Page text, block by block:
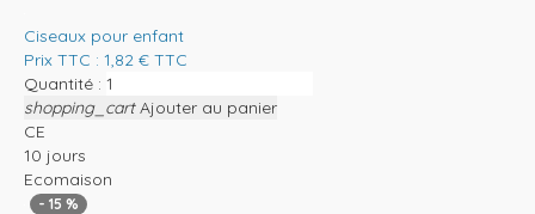
Ciseaux pour enfant
Prix TTC : 1,82 € TTC
Quantité :
shopping_cart Ajouter au panier
CE
10 jours
Ecomaison
- 15 %